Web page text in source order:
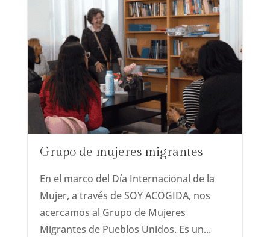
Grupo de mujeres migrantes
En el marco del Día Internacional de la
Mujer, a través de SOY ACOGIDA, nos
acercamos al Grupo de Mujeres
Migrantes de Pueblos Unidos. Es un...